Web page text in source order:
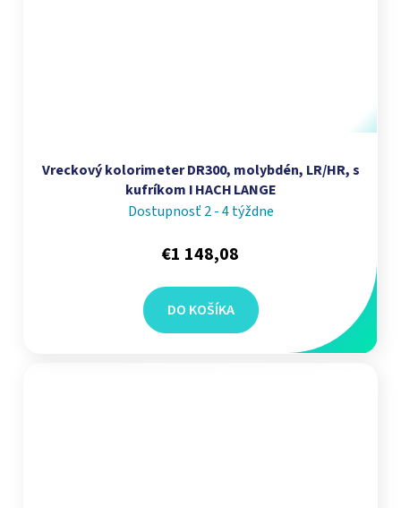
Vreckový kolorimeter DR300, molybdén, LR/HR, s
kufríkom I HACH LANGE
Dostupnosť 2 - 4 týždne
€1 148,08
DO KOŠÍKA